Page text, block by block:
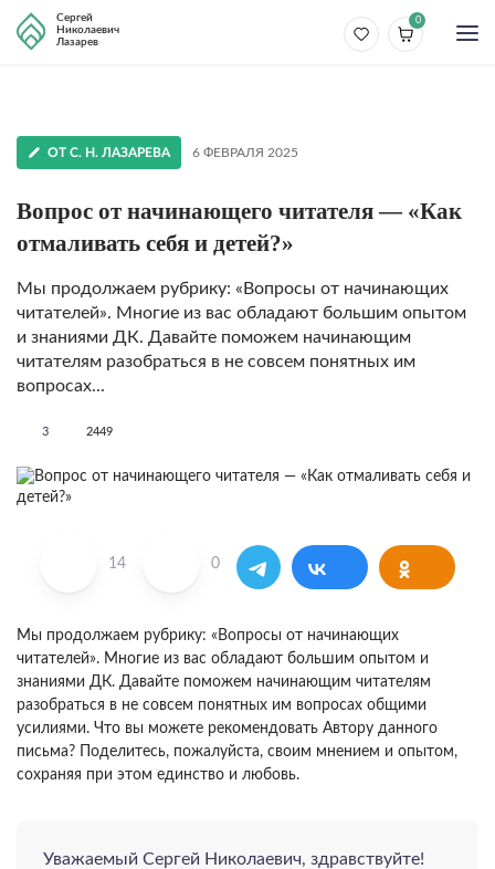
Сергей
Николаевич
Лазарев
0
ОТ С. Н. ЛАЗАРЕВА 6 ФЕВРАЛЯ 2025
Вопрос от начинающего читателя — «Как
отмаливать себя и детей?»
Мы продолжаем рубрику: «Вопросы от начинающих
читателей». Многие из вас обладают большим опытом
и знаниями ДК. Давайте поможем начинающим
читателям разобраться в не совсем понятных им
вопросах...
3 2449
14 0
Мы продолжаем рубрику: «Вопросы от начинающих
читателей». Многие из вас обладают большим опытом и
знаниями ДК. Давайте поможем начинающим читателям
разобраться в не совсем понятных им вопросах общими
усилиями. Что вы можете рекомендовать Автору данного
письма? Поделитесь, пожалуйста, своим мнением и опытом,
сохраняя при этом единство и любовь.
Уважаемый Сергей Николаевич, здравствуйте!